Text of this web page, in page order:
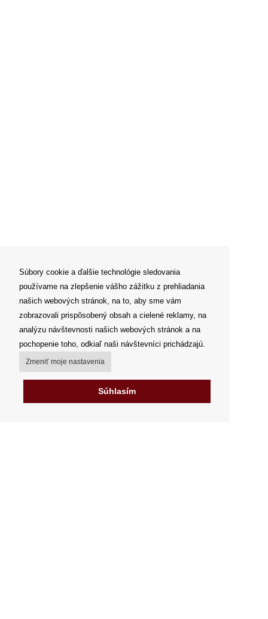
Súbory cookie a ďalšie technológie sledovania
používame na zlepšenie vášho zážitku z prehliadania
našich webových stránok, na to, aby sme vám
zobrazovali prispôsobený obsah a cielené reklamy, na
analýzu návštevnosti našich webových stránok a na
pochopenie toho, odkiaľ naši návštevníci prichádzajú.
Zmeniť moje nastavenia
Súhlasím